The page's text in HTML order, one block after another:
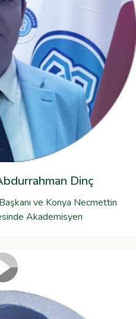
Dinç
ve Konya Necmettin
Akademisyen